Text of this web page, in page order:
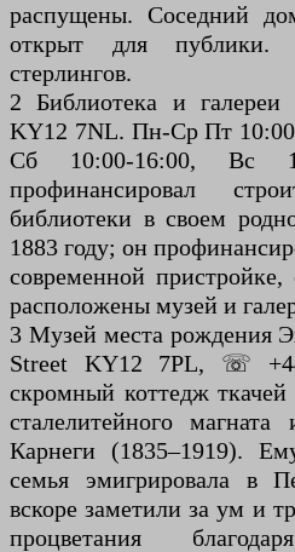
распущены. Соседний
открыт для
стерлингов.
2 Библиотека и
KY12 7NL. Пн-Ср Пт
Сб 10:00-16:00, Вс
профинансировал
библиотеки в своем
1883 году; он
современной
расположены музей и
3 Музей места рождения
Street KY12 7PL, ☏
скромный коттедж
сталелитейного
Карнеги (1835–1919).
семья эмигрировала в
вскоре заметили за ум и
процветания